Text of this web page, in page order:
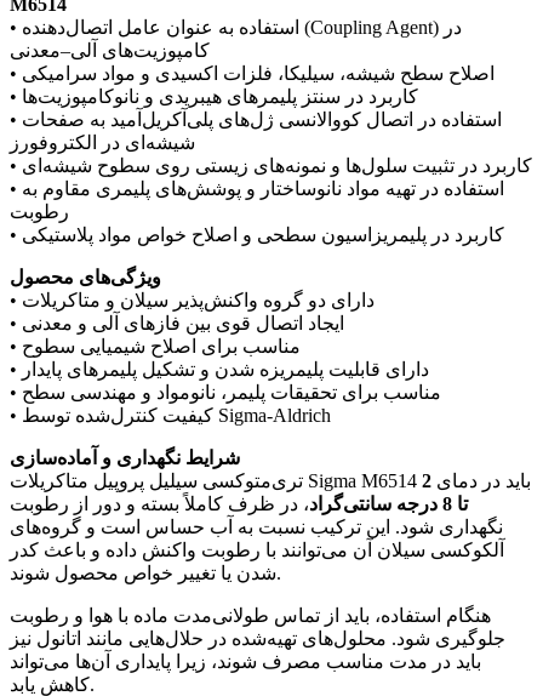
• استفاده به عنوان عامل اتصال‌دهنده (Coupling Agent) در
کامپوزیت‌های آلی–معدنی
• اصلاح سطح شیشه، سیلیکا، فلزات اکسیدی و مواد سرامیکی
• کاربرد در سنتز پلیمرهای هیبریدی و نانوکامپوزیت‌ها
• استفاده در اتصال کووالانسی ژل‌های پلی‌آکریل‌آمید به صفحات
شیشه‌ای در الکتروفورز
• کاربرد در تثبیت سلول‌ها و نمونه‌های زیستی روی سطوح شیشه‌ای
• استفاده در تهیه مواد نانوساختار و پوشش‌های پلیمری مقاوم به
رطوبت
• کاربرد در پلیمریزاسیون سطحی و اصلاح خواص مواد پلاستیکی
ویژگی‌های محصول
• دارای دو گروه واکنش‌پذیر سیلان و متاکریلات
• ایجاد اتصال قوی بین فازهای آلی و معدنی
• مناسب برای اصلاح شیمیایی سطوح
• دارای قابلیت پلیمریزه شدن و تشکیل پلیمرهای پایدار
• مناسب برای تحقیقات پلیمر، نانومواد و مهندسی سطح
• کیفیت کنترل‌شده توسط Sigma-Aldrich
شرایط نگهداری و آماده‌سازی
تری‌متوکسی سیلیل پروپیل متاکریلات Sigma M6514 باید در دمای 2
تا 8 درجه سانتی‌گراد
، در ظرف کاملاً بسته و دور از رطوبت
نگهداری شود. این ترکیب نسبت به آب حساس است و گروه‌های
آلکوکسی سیلان آن می‌توانند با رطوبت واکنش داده و باعث کدر
شدن یا تغییر خواص محصول شوند.
هنگام استفاده، باید از تماس طولانی‌مدت ماده با هوا و رطوبت
جلوگیری شود. محلول‌های تهیه‌شده در حلال‌هایی مانند اتانول نیز
باید در مدت مناسب مصرف شوند، زیرا پایداری آن‌ها می‌تواند
کاهش یابد.